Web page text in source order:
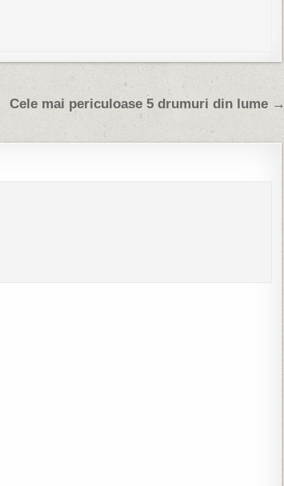
Cele mai periculoase 5 drumuri din lume →